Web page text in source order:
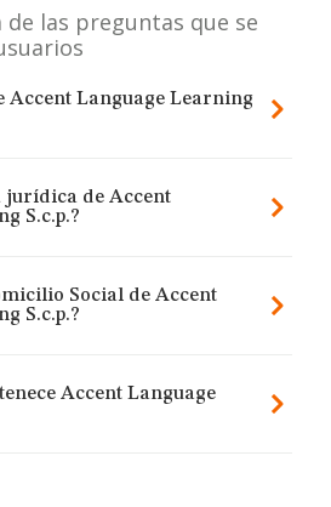
de las preguntas que se
Accent Language Learning
jurídica de Accent
S.c.p.?
Social de Accent
S.c.p.?
Accent Language